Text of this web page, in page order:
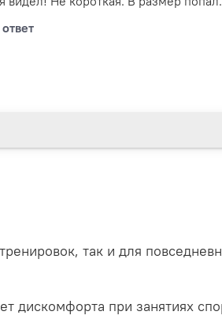
так и для
дискомфорта при занятиях